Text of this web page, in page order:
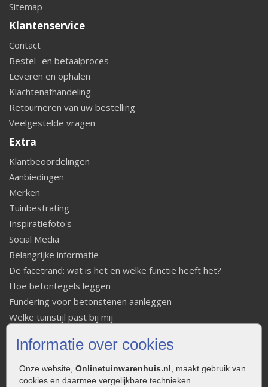
Informatie over cookies
Onze website, Onlinetuinwarenhuis.nl, maakt gebruik van
cookies en daarmee vergelijkbare technieken.
Sitemap
Klantenservice
Contact
Bestel- en betaalproces
Leveren en ophalen
Klachtenafhandeling
Retourneren van uw bestelling
Veelgestelde vragen
Extra
Klantbeoordelingen
Aanbiedingen
Merken
Tuinbestrating
Inspiratiefoto's
Social Media
Belangrijke informatie
De facetrand: wat is het en welke functie heeft het?
Hoe betontegels leggen
Fundering voor betonstenen aanleggen
Welke tuinstijl past bij mij
Legverbanden gebakken bestrating
Onderhoud van gebakken bestrating
Aanlegtips voor gebakken bestrating